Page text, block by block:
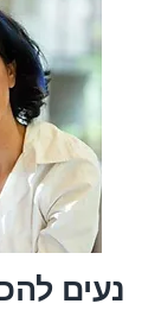
​נעים